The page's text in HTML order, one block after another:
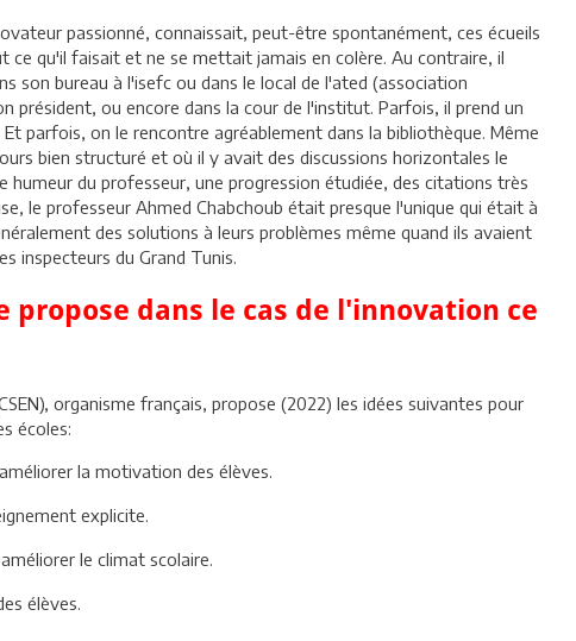
passionné, connaissait, peut-être spontanément, ces écueils
qu'il faisait et ne se mettait jamais en colère. Au contraire, il
son bureau à l'isefc ou dans le local de l'ated (association
président, ou encore dans la cour de l'institut. Parfois, il prend un
parfois, on le rencontre agréablement dans la bibliothèque. Même
bien structuré et où il y avait des discussions horizontales le
du professeur, une progression étudiée, des citations très
le professeur Ahmed Chabchoub était presque l'unique qui était à
des solutions à leurs problèmes même quand ils avaient
inspecteurs du Grand Tunis.
dans le cas de l'innovation ce
organisme français, propose (2022) les idées suivantes pour
écoles:
la motivation des élèves.
explicite.
le climat scolaire.
élèves.